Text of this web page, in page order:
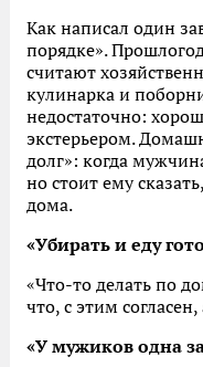
Как написал один
порядке».
считают
кулинарка и
недостаточно:
экстерьером.
долг»: когда
но стоит ему
дома.
«Убирать и еду
«Что-то делать по
что, с этим
«У мужиков одна